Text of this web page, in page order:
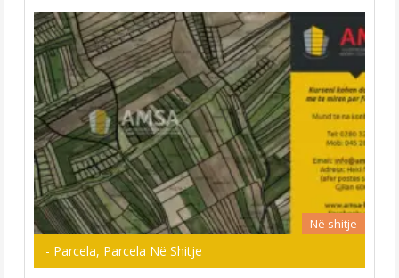
Në shitje
- Parcela, Parcela Në Shitje